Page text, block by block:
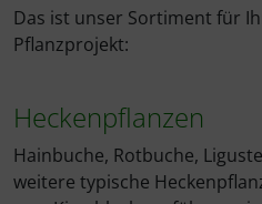
Das ist unser Sortiment für
Pflanzprojekt:
Heckenpflanzen
Hainbuche, Rotbuche,
weitere typische